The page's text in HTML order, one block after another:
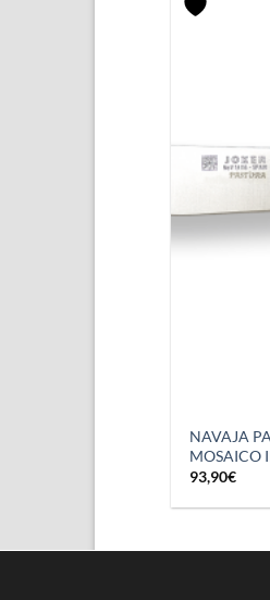
NAVAJA
MOSAICO
93,90€